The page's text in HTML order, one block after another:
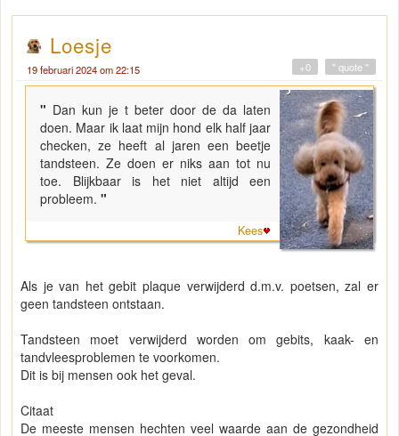
Loesje
19 februari 2024 om 22:15 " quote "
+0
" Dan kun je t beter door de da laten
doen. Maar ik laat mijn hond elk half jaar
checken, ze heeft al jaren een beetje
tandsteen. Ze doen er niks aan tot nu
toe. Blijkbaar is het niet altijd een
probleem. "
Kees
Als je van het gebit plaque verwijderd d.m.v. poetsen, zal er
geen tandsteen ontstaan.
Tandsteen moet verwijderd worden om gebits, kaak- en
tandvleesproblemen te voorkomen.
Dit is bij mensen ook het geval.
Citaat
De meeste mensen hechten veel waarde aan de gezondheid